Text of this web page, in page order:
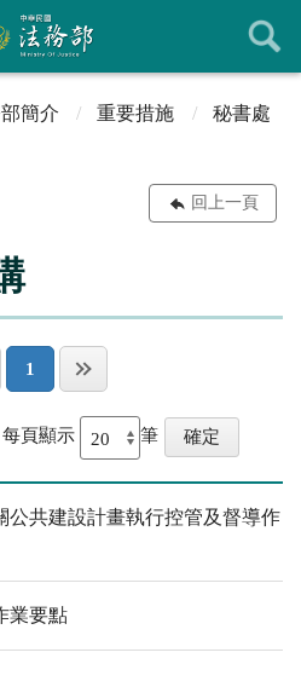
簡介 重要措施
秘書處
回上一頁
1
頁顯示 筆
公共建設計畫執行控管及督導作
業要點